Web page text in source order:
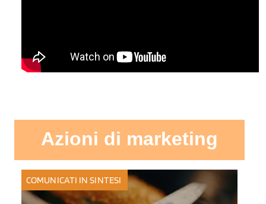
Azioni di marketing
COMUNICATI IN SINTESI